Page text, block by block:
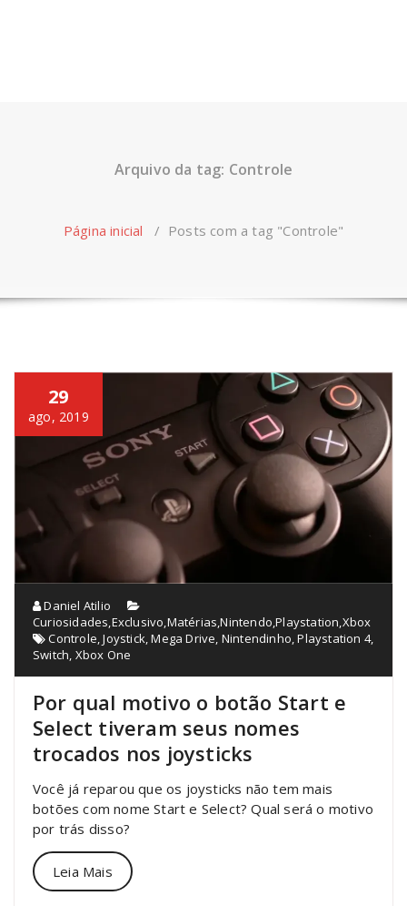
Arquivo da tag: Controle
Página inicial / Posts com a tag "Controle"
29
ago, 2019
Daniel Atilio
Curiosidades,Exclusivo,Matérias,Nintendo,Playstation,Xbox
Controle,Joystick,Mega Drive, Nintendinho,Playstation 4,
Switch, Xbox One
Por qual motivo o botão Start e
Select tiveram seus nomes
trocados nos joysticks
Você já reparou que os joysticks não tem mais
botões com nome Start e Select? Qual será o motivo
por trás disso?
Leia Mais